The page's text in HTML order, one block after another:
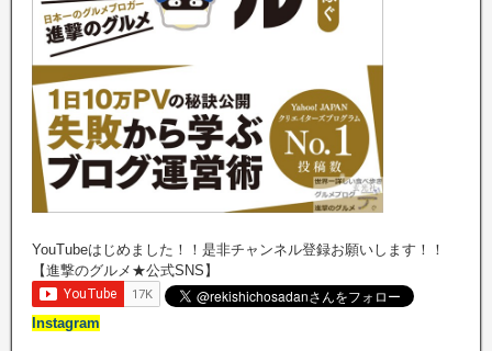
YouTubeはじめました！！是非チャンネル登録お願いします！！
【進撃のグルメ★公式SNS】
Instagram